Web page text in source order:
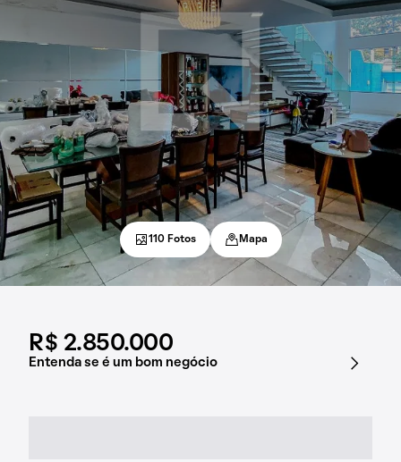
R$ 2.850.000
Entenda se é um bom negócio
110 Fotos Mapa